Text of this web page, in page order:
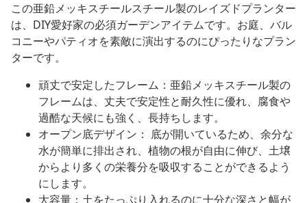
この亜鉛メッキスチールスチール製のレイズドプランター
は、DIY愛好家の必須ガーデンアイテムです。お庭、バル
コニーやパティオを素敵に演出するのにぴったりなプラン
ターです。
頑丈で安定したフレーム：亜鉛メッキスチール製の
フレームは、丈夫で安定性と耐久性に優れ、腐食や
過酷な天候にも強く、長持ちします。
オープン底デザイン： 底が開いているため、余分な
水が簡単に排出され、植物の根が自由に伸び、土壌
からより多くの栄養分を吸収することができるよう
にします。
大容量：土をたっぷり入れるのに十分な深さと幅が